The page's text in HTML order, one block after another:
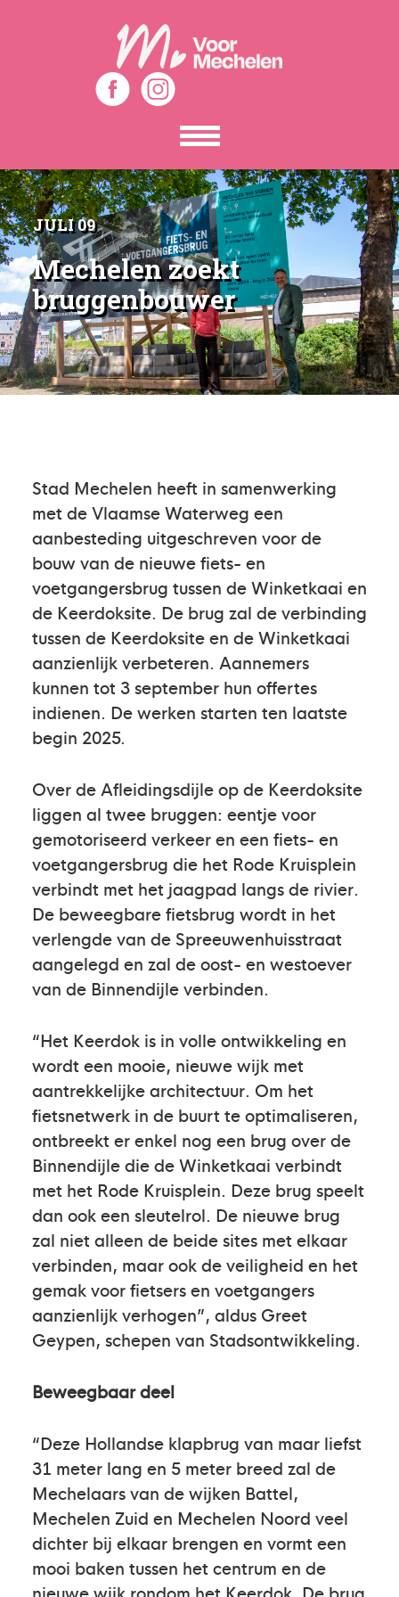
Toon
het
menu
JULI 09
Mechelen zoekt
bruggenbouwer
Stad Mechelen heeft in samenwerking
met de Vlaamse Waterweg een
aanbesteding uitgeschreven voor de
bouw van de nieuwe fiets- en
voetgangersbrug tussen de Winketkaai en
de Keerdoksite. De brug zal de verbinding
tussen de Keerdoksite en de Winketkaai
aanzienlijk verbeteren. Aannemers
kunnen tot 3 september hun offertes
indienen. De werken starten ten laatste
begin 2025.
Over de Afleidingsdijle op de Keerdoksite
liggen al twee bruggen: eentje voor
gemotoriseerd verkeer en een fiets- en
voetgangersbrug die het Rode Kruisplein
verbindt met het jaagpad langs de rivier.
De beweegbare fietsbrug wordt in het
verlengde van de Spreeuwenhuisstraat
aangelegd en zal de oost- en westoever
van de Binnendijle verbinden.
“Het Keerdok is in volle ontwikkeling en
wordt een mooie, nieuwe wijk met
aantrekkelijke architectuur. Om het
fietsnetwerk in de buurt te optimaliseren,
ontbreekt er enkel nog een brug over de
Binnendijle die de Winketkaai verbindt
met het Rode Kruisplein. Deze brug speelt
dan ook een sleutelrol. De nieuwe brug
zal niet alleen de beide sites met elkaar
verbinden, maar ook de veiligheid en het
gemak voor fietsers en voetgangers
aanzienlijk verhogen”, aldus Greet
Geypen, schepen van Stadsontwikkeling.
Beweegbaar deel
“Deze Hollandse klapbrug van maar liefst
31 meter lang en 5 meter breed zal de
Mechelaars van de wijken Battel,
Mechelen Zuid en Mechelen Noord veel
dichter bij elkaar brengen en vormt een
mooi baken tussen het centrum en de
nieuwe wijk rondom het Keerdok. De brug